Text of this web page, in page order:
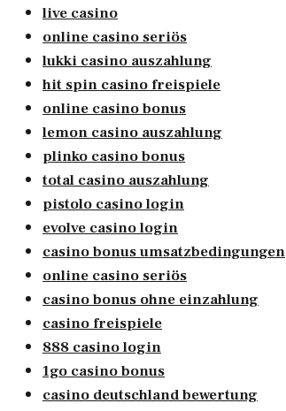
live casino
online casino seriös
lukki casino auszahlung
hit spin casino freispiele
online casino bonus
lemon casino auszahlung
plinko casino bonus
total casino auszahlung
pistolo casino login
evolve casino login
casino bonus umsatzbedingungen
online casino seriös
casino bonus ohne einzahlung
casino freispiele
888 casino login
1go casino bonus
casino deutschland bewertung